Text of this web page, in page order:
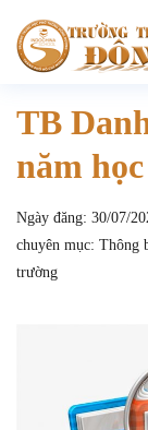
TB
năm
Ngày đăng: 30/07/
chuyên mục: Thông
trường